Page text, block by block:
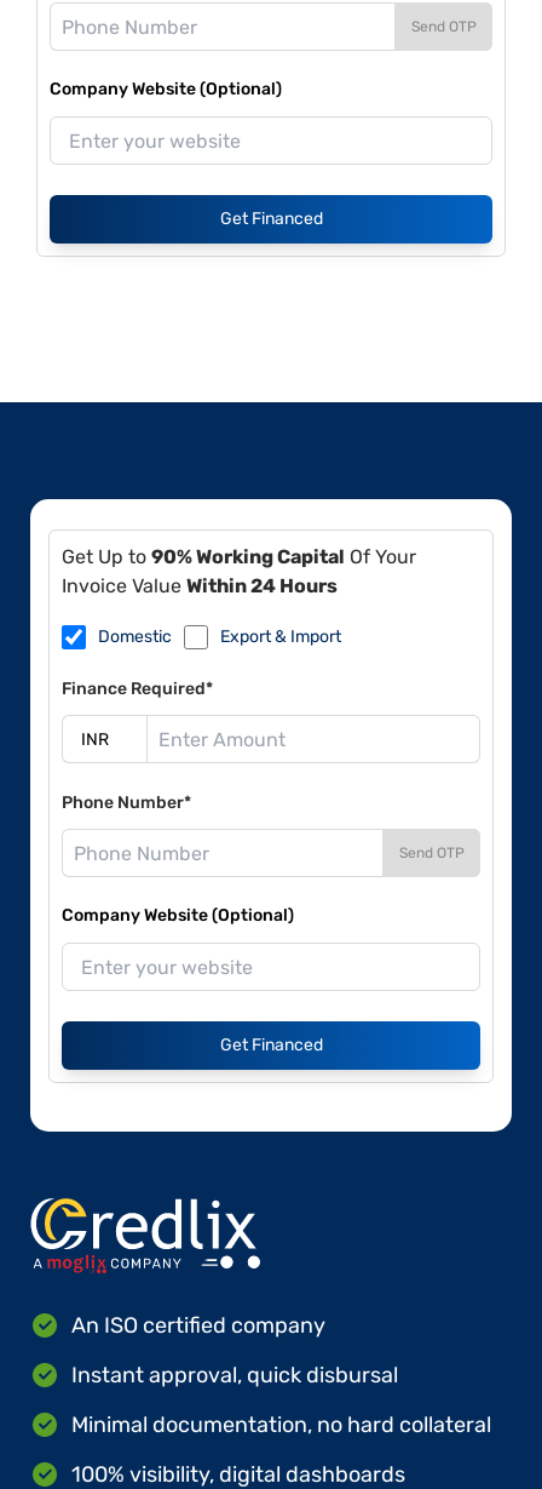
Send OTP
Company Website (Optional)
Get Financed
Get Up to 90% Working Capital Of Your
Invoice Value Within 24 Hours
Domestic Export & Import
Finance Required*
Phone Number*
Send OTP
Company Website (Optional)
Get Financed
An ISO certified company
Instant approval, quick disbursal
Minimal documentation, no hard collateral
100% visibility, digital dashboards